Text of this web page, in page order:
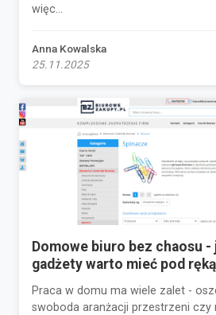
więc...
Anna Kowalska
25.11.2025
Domowe biuro bez chaosu -
gadżety warto mieć pod
Praca w domu ma wiele zalet -
swoboda aranżacji przestrzeni